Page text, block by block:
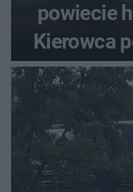
powiecie
Kierowca